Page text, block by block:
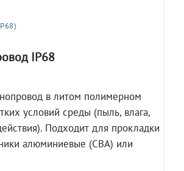
IP68
в литом полимерном
условий среды (пыль, влага,
Подходит для прокладки
алюминиевые (СВА) или